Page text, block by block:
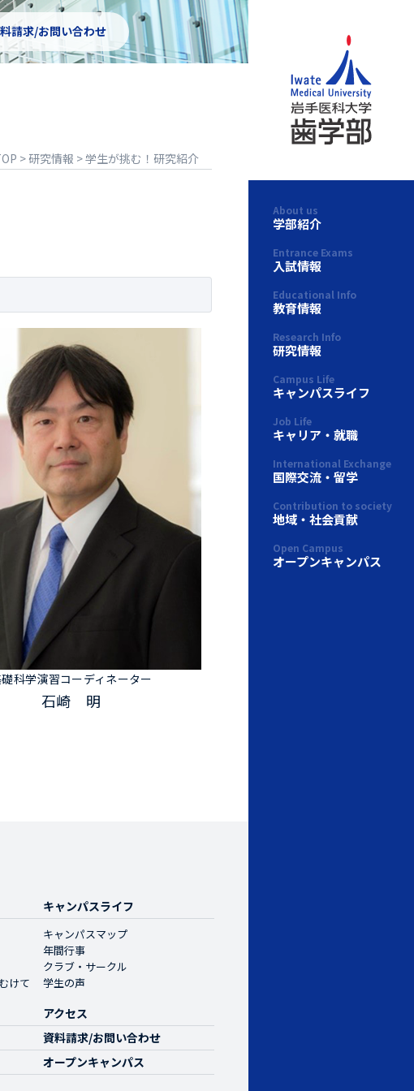
About us
学部紹介
Entrance Exams
入試情報
Educational Info
教育情報
Research Info
研究情報
Campus Life
キャンパスライフ
Job Life
キャリア・就職
International Exchange
国際交流・留学
Contribution to society
地域・社会貢献
Open Campus
オープンキャンパス
請求/お問い合わせ
> 研究情報 >学生が挑む！研究紹介
科学演習コーディネーター
石崎 明
けて
キャンパスライフ
キャンパスマップ
年間行事
クラブ・サークル
学生の声
アクセス
資料請求/お問い合わせ
オープンキャンパス